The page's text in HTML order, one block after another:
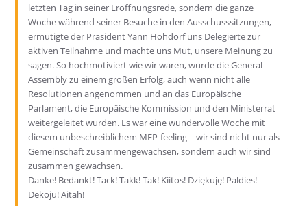
letzten Tag in seiner Eröffnungsrede, sondern die ganze
Woche während seiner Besuche in den Ausschusssitzungen,
ermutigte der Präsident Yann Hohdorf uns Delegierte zur
aktiven Teilnahme und machte uns Mut, unsere Meinung zu
sagen. So hochmotiviert wie wir waren, wurde die General
Assembly zu einem großen Erfolg, auch wenn nicht alle
Resolutionen angenommen und an das Europäische
Parlament, die Europäische Kommission und den Ministerrat
weitergeleitet wurden. Es war eine wundervolle Woche mit
diesem unbeschreiblichem MEP-feeling – wir sind nicht nur als
Gemeinschaft zusammengewachsen, sondern auch wir sind
zusammen gewachsen.
Danke! Bedankt! Tack! Takk! Tak! Kiitos! Dziękuję! Paldies!
Dėkoju! Aitäh!